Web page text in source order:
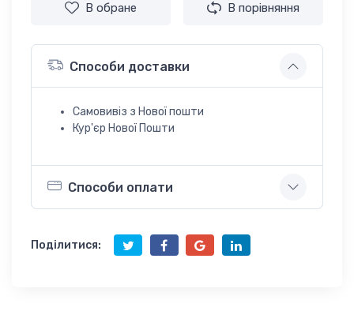
В обране В порівняння
Способи доставки
Самовивіз з Нової пошти
Кур'єр Нової Пошти
Способи оплати
Поділитися: